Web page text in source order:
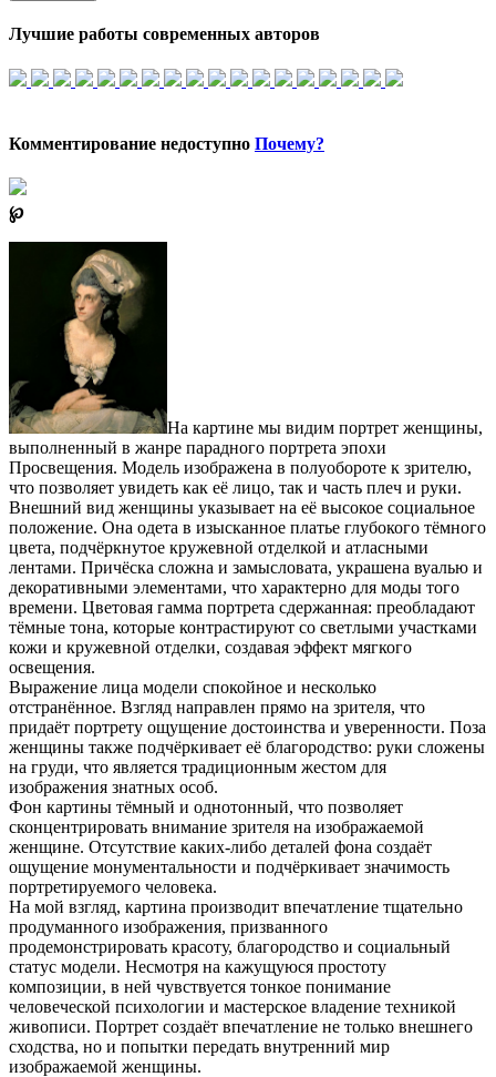
Лучшие работы современных авторов
Комментирование недоступно Почему?
℘
На картине мы видим портрет женщины,
выполненный в жанре парадного портрета эпохи
Просвещения. Модель изображена в полуобороте к зрителю,
что позволяет увидеть как её лицо, так и часть плеч и руки.
Внешний вид женщины указывает на её высокое социальное
положение. Она одета в изысканное платье глубокого тёмного
цвета, подчёркнутое кружевной отделкой и атласными
лентами. Причёска сложна и замысловата, украшена вуалью и
декоративными элементами, что характерно для моды того
времени. Цветовая гамма портрета сдержанная: преобладают
тёмные тона, которые контрастируют со светлыми участками
кожи и кружевной отделки, создавая эффект мягкого
освещения.
Выражение лица модели спокойное и несколько
отстранённое. Взгляд направлен прямо на зрителя, что
придаёт портрету ощущение достоинства и уверенности. Поза
женщины также подчёркивает её благородство: руки сложены
на груди, что является традиционным жестом для
изображения знатных особ.
Фон картины тёмный и однотонный, что позволяет
сконцентрировать внимание зрителя на изображаемой
женщине. Отсутствие каких-либо деталей фона создаёт
ощущение монументальности и подчёркивает значимость
портретируемого человека.
На мой взгляд, картина производит впечатление тщательно
продуманного изображения, призванного
продемонстрировать красоту, благородство и социальный
статус модели. Несмотря на кажущуюся простоту
композиции, в ней чувствуется тонкое понимание
человеческой психологии и мастерское владение техникой
живописи. Портрет создаёт впечатление не только внешнего
сходства, но и попытки передать внутренний мир
изображаемой женщины.